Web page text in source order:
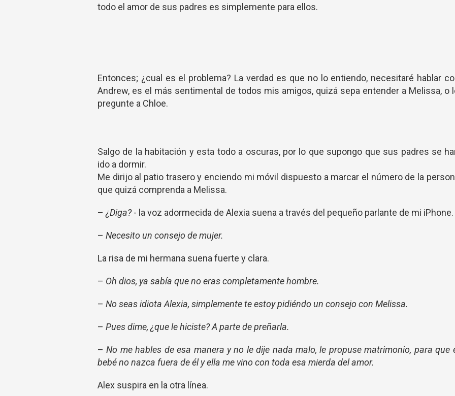
todo el amor de sus padres es simplemente para ellos.
Entonces; ¿cual es el problema? La verdad es que no lo entiendo, necesitaré hablar
Andrew, es el más sentimental de todos mis amigos, quizá sepa entender a Melissa, o
pregunte a Chloe.
Salgo de la habitación y esta todo a oscuras, por lo que supongo que sus padres se
ido a dormir.
Me dirijo al patio trasero y enciendo mi móvil dispuesto a marcar el número de la
que quizá comprenda a Melissa.
– ¿Diga?- la voz adormecida de Alexia suena a través del pequeño parlante de mi iPhone.
– Necesito un consejo de mujer.
La risa de mi hermana suena fuerte y clara.
– Oh dios, ya sabía que no eras completamente hombre.
– No seas idiota Alexia, simplemente te estoy pidiéndo un consejo con Melissa.
– Pues dime, ¿que le hiciste? A parte de preñarla.
–No me hables de esa manera y no le dije nada malo, le propuse matrimonio, para que
bebé no nazca fuera de él y ella me vino con toda esa mierda del amor.
Alex suspira en la otra línea.